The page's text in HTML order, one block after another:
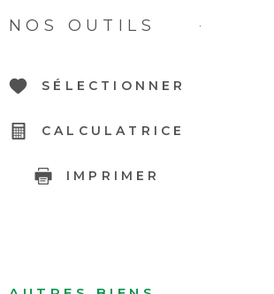
NOS OUTILS
SÉLECTIONNER
CALCULATRICE
IMPRIMER